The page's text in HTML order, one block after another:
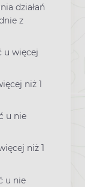
działań
z
u więcej
niż 1
u nie
niż 1
u nie